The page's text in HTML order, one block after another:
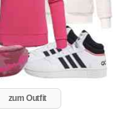
zum Outfit